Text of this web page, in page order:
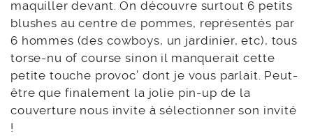
maquiller devant. On découvre surtout 6 petits
blushes au centre de pommes, représentés par
6 hommes (des cowboys, un jardinier, etc), tous
torse-nu of course sinon il manquerait cette
petite touche provoc’ dont je vous parlait. Peut-
être que finalement la jolie pin-up de la
couverture nous invite à sélectionner son invité
!